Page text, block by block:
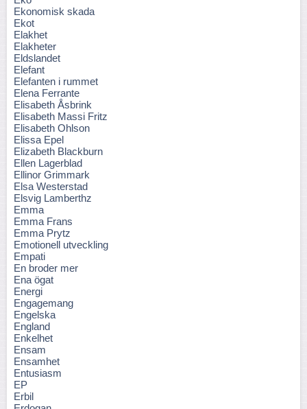
Ekonomisk skada
Ekot
Elakhet
Elakheter
Eldslandet
Elefant
Elefanten i rummet
Elena Ferrante
Elisabeth Åsbrink
Elisabeth Massi Fritz
Elisabeth Ohlson
Elissa Epel
Elizabeth Blackburn
Ellen Lagerblad
Ellinor Grimmark
Elsa Westerstad
Elsvig Lamberthz
Emma
Emma Frans
Emma Prytz
Emotionell utveckling
Empati
En broder mer
Ena ögat
Energi
Engagemang
Engelska
England
Enkelhet
Ensam
Ensamhet
Entusiasm
EP
Erbil